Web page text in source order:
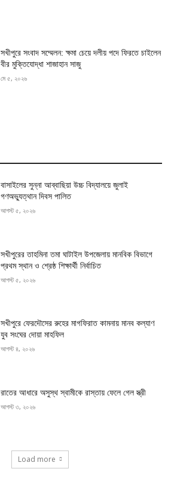
সখীপুরে সংবাদ সম্মেলন: ক্ষমা চেয়ে দলীয় পদে ফিরতে চাইলেন
বীর মুক্তিযোদ্ধা শাজাহান সাজু
মে ৫, ২০২৬
বাসাইলের সুন্না আব্বাছিয়া উচ্চ বিদ্যালয়ে জুলাই
গণঅভ্যুত্থান দিবস পালিত
আগস্ট ৫, ২০২৬
সখীপুরের তাহমিনা তমা ঘাটাইল উপজেলায় মানবিক বিভাগে
প্রথম স্থান ও শ্রেষ্ঠ শিক্ষার্থী নির্বাচিত
আগস্ট ৫, ২০২৬
সখীপুরে ফেরদৌসের রুহের মাগফিরাত কামনায় মানব কল্যাণ
যুব সংঘের দোয়া মাহফিল
আগস্ট ৪, ২০২৬
রাতের আধারে অসুস্থ স্বামীকে রাস্তায় ফেলে গেল স্ত্রী
আগস্ট ৩, ২০২৬
Load more